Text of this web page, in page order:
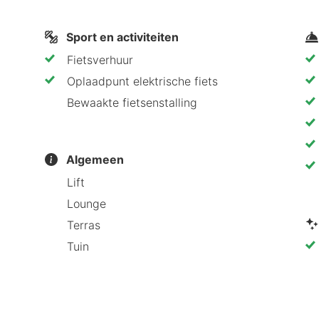
Sport en activiteiten
Fietsverhuur
Oplaadpunt elektrische fiets
Bewaakte fietsenstalling
Algemeen
Lift
Lounge
Terras
Tuin